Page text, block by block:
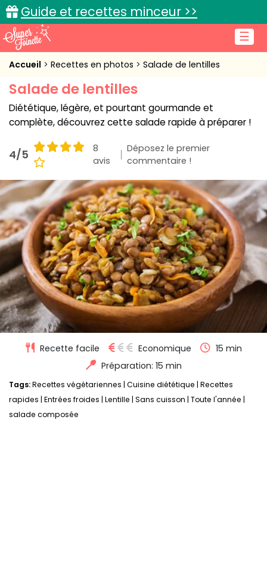
☰
Guide et recettes minceur >>
Accueil
Recettes de cuisine
Cuisine pratique
L'actu cuisine
Connexion
Accueil Recettes en photos Salade de lentilles
Salade de lentilles
Diététique, légère, et pourtant gourmande et
complète, découvrez cette salade rapide à préparer !
4/5
8
avis
Déposez le premier
commentaire !
Recette facile Economique
15 min
Préparation: 15 min
Tags:Recettes végétariennes Cuisine diététique Recettes
rapides Entrées froides Lentille Sans cuisson Toute l'année
salade composée